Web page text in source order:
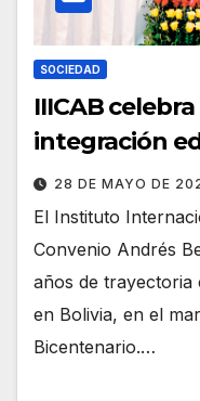
SOCIEDAD
IIICAB
integración
28 DE MAYO DE
El Instituto
Convenio Andrés
años de
en Bolivia, en el
Bicentenario.…